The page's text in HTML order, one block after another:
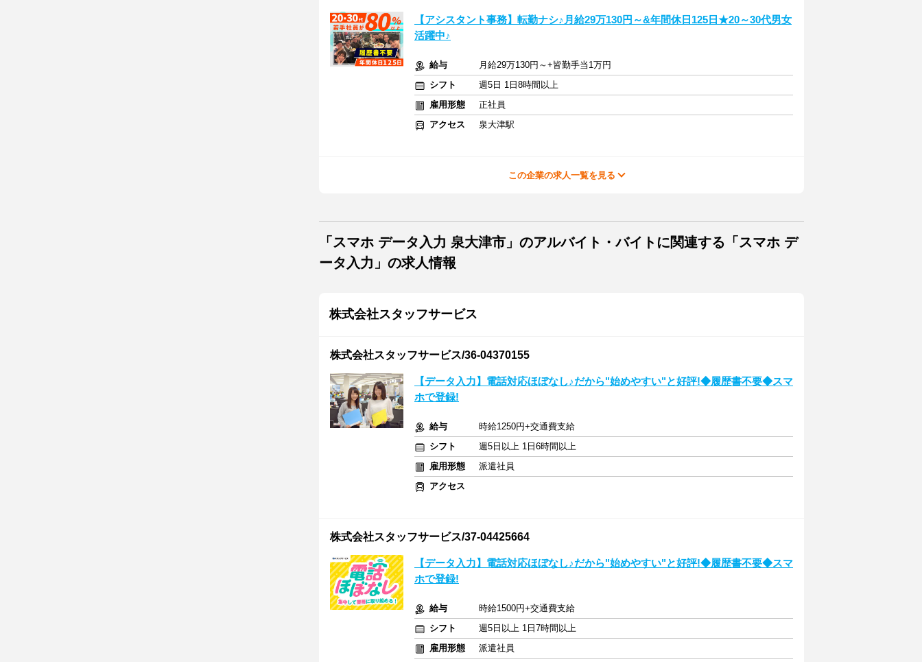
【アシスタント事務】転勤ナシ♪月給29万130円～&年間休日125日★20～30代男女
活躍中♪
給与
月給29万130円～+皆勤手当1万円
シフト
週5日 1日8時間以上
雇用形態
正社員
アクセス
泉大津駅
この企業の求人一覧を見る
「スマホ データ入力 泉大津市」のアルバイト・バイトに関連する「スマホ デ
ータ入力」の求人情報
株式会社スタッフサービス
株式会社スタッフサービス/36-04370155
【データ入力】電話対応ほぼなし♪だから"始めやすい"と好評!◆履歴書不要◆スマ
ホで登録!
給与
時給1250円+交通費支給
シフト
週5日以上 1日6時間以上
雇用形態
派遣社員
アクセス
株式会社スタッフサービス/37-04425664
【データ入力】電話対応ほぼなし♪だから"始めやすい"と好評!◆履歴書不要◆スマ
ホで登録!
給与
時給1500円+交通費支給
シフト
週5日以上 1日7時間以上
雇用形態
派遣社員